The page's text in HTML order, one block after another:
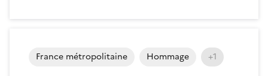
France métropolitaine Hommage +1